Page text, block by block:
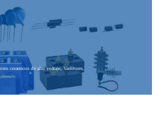
ceramicos de alto voltaje, Varistores,